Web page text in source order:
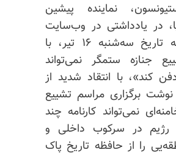
نماینده پیشین
در یادداشتی در وب‌سایت
«تاونهال» به تاریخ سه‌شنبه ۱۶ تیر، با
جنازه ستمگر نمی‌تواند
کند»، با انتقاد شدید از
نوشت برگزاری مراسم تشییع
نمی‌تواند کارنامه چند
رژیم در سرکوب داخلی و
را از حافظه تاریخ پاک